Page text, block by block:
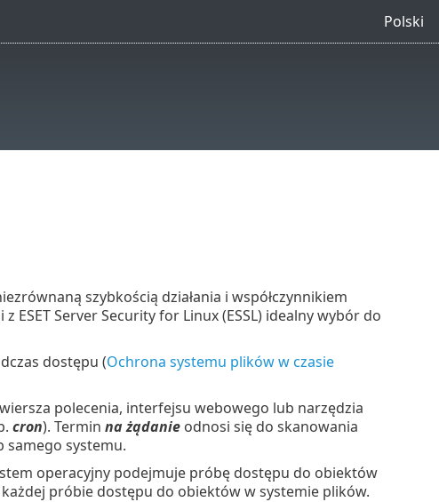
Polski
szybkością działania i współczynnikiem
Server Security for Linux (ESSL) idealny wybór do
dostępu (Ochrona systemu plików w czasie
polecenia, interfejsu webowego lub narzędzia
cron). Termin na żądanieodnosi się do skanowania
systemu.
operacyjny podejmuje próbę dostępu do obiektów
próbie dostępu do obiektów w systemie plików.